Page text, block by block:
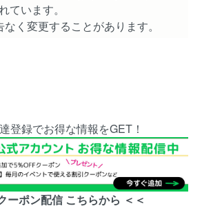
ています。
く変更することがあります。
登録でお得な情報をGET！
ーポン配信 こちらから ＜＜